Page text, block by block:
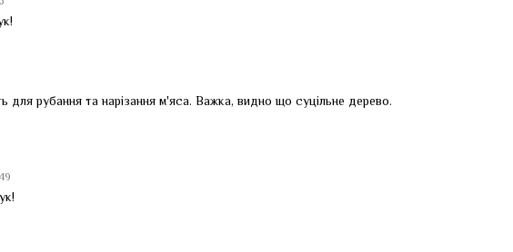
для рубання та нарізання м'яса. Важка, видно що суцільне дерево.